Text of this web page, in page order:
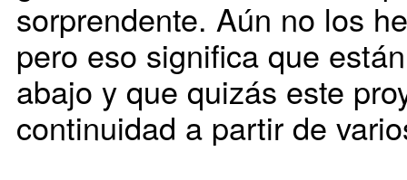
sorprendente. Aún no los
pero eso significa que
abajo y que quizás este
continuidad a partir de